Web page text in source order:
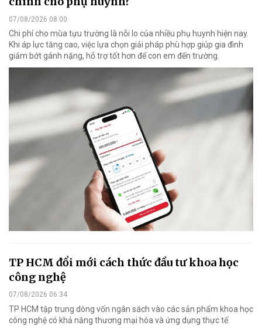
07/08/2026 08:00
Chi phí cho mùa tựu trường là nỗi lo của nhiều phụ huynh hiện nay.
Khi áp lực tăng cao, việc lựa chọn giải pháp phù hợp giúp gia đình
giảm bớt gánh nặng, hỗ trợ tốt hơn để con em đến trường.
TP HCM đổi mới cách thức đầu tư khoa học
công nghệ
07/08/2026 06:34
TP HCM tập trung dòng vốn ngân sách vào các sản phẩm khoa học
công nghệ có khả năng thương mại hóa và ứng dụng thực tế.